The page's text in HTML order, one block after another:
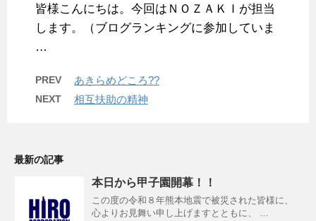
皆様こんにちは。今回はＮＯＺＡＫＩが担当
します。（ブログランキングに参加していま
…
PREV あきらめどころ??
NEXT 相互扶助の精神
最新の記事
本日から甲子園開幕！！
この度の令和８年熊本地震で被災された皆様に、
心よりお見舞い申し上げますとともに、 …